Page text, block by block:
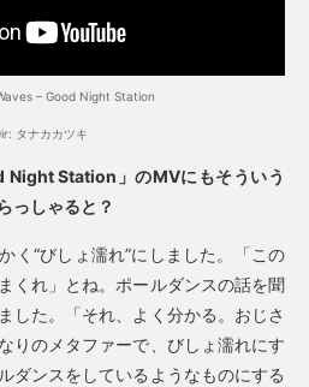
– Good Night Station
タナカカツキ
Station」のMVにもそういう
っしゃると？
く“びしょ濡れ”にしました。「この
くれ」とね。ポールダンスの話を聞
した。「それ、よく分かる。おじさ
りのメタファーで、びしょ濡れにす
ダンスをしているようなものにする